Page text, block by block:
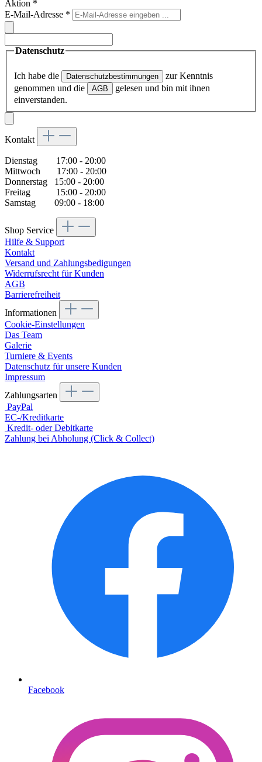
Aktion *
E-Mail-Adresse *
Datenschutz
Ich habe die Datenschutzbestimmungen
zur Kenntnis
genommen und die
AGB
gelesen und bin mit ihnen
einverstanden.
Kontakt
Dienstag 17:00 - 20:00
Mittwoch 17:00 - 20:00
Donnerstag 15:00 - 20:00
Freitag 15:00 - 20:00
Samstag 09:00 - 18:00
Shop Service
Hilfe & Support
Kontakt
Versand und Zahlungsbedigungen
Widerrufsrecht für Kunden
AGB
Barrierefreiheit
Informationen
Cookie-Einstellungen
Das Team
Galerie
Turniere & Events
Datenschutz für unsere Kunden
Impressum
Zahlungsarten
PayPal
EC-/Kreditkarte
Kredit- oder Debitkarte
Zahlung bei Abholung (Click & Collect)
Facebook